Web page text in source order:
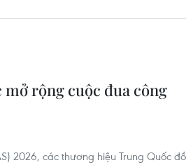
rộng cuộc đua công
2026, các thương hiệu Trung Quốc